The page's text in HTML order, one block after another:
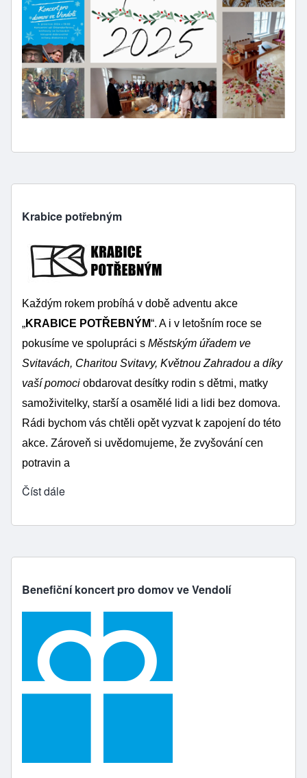
Krabice potřebným
Každým rokem probíhá v době adventu akce
„KRABICE POTŘEBNÝM“. A i v letošním roce se
pokusíme ve spolupráci s Městským úřadem ve
Svitavách, Charitou Svitavy, Květnou Zahradou a díky
vaší pomoci obdarovat desítky rodin s dětmi, matky
samoživitelky, starší a osamělé lidi a lidi bez domova.
Rádi bychom vás chtěli opět vyzvat k zapojení do této
akce. Zároveň si uvědomujeme, že zvyšování cen
potravin a
Číst dále
Benefiční koncert pro domov ve Vendolí